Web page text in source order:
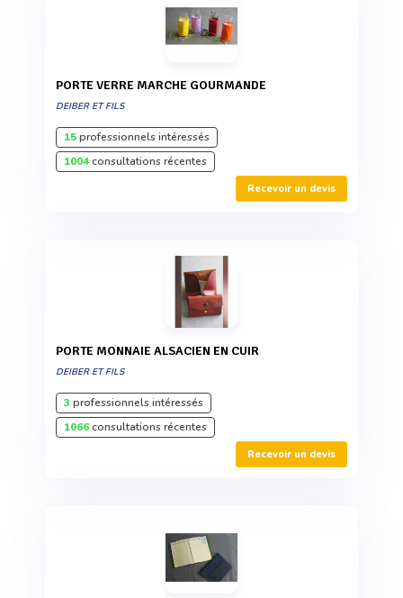
PORTE VERRE MARCHE GOURMANDE
DEIBER ET FILS
15professionnels intéressés
1004consultations récentes
Recevoir un devis
PORTE MONNAIE ALSACIEN EN CUIR
DEIBER ET FILS
3 professionnels intéressés
1066consultations récentes
Recevoir un devis